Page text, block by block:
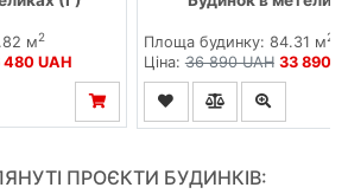
м2
480 UAH
Площа будинку: 84.31 м2
Ціна:36 890 UAH 33 890
ПРОЄКТИ БУДИНКІВ: